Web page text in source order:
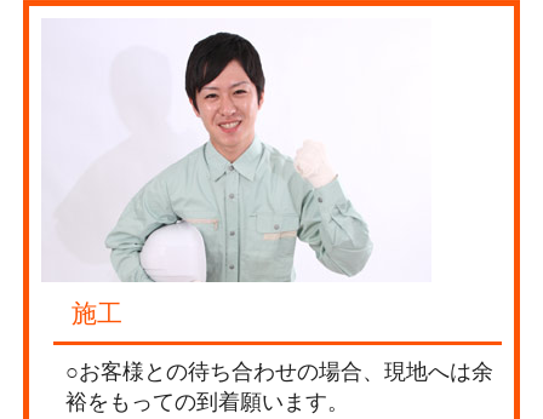
施工
○お客様との待ち合わせの場合、現地へは余
裕をもっての到着願います。